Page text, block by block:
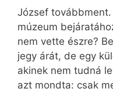
József
múzeum
nem vette észre?
jegy árát, de egy
akinek nem tudná
azt mondta: csak